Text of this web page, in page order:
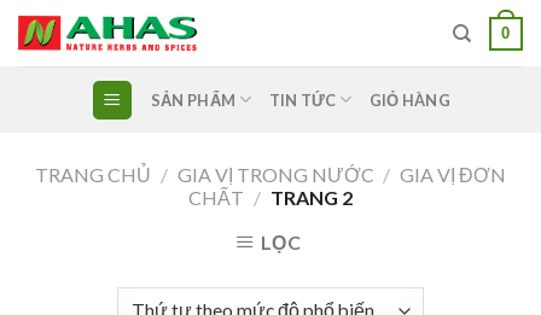
Skip
content
0
SẢN PHẨM TIN TỨC GIỎ HÀNG
TRANG CHỦ / GIA VỊ TRONG NƯỚC / GIA VỊ ĐƠN
CHẤT / TRANG 2
LỌC